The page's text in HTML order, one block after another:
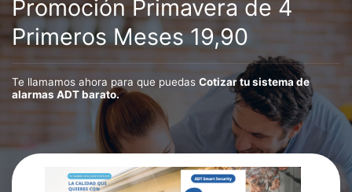
Promoción Primavera de 4
Primeros Meses 19,90
Te llamamos ahora para que puedas Cotizar tu sistema de
alarmas ADT barato.